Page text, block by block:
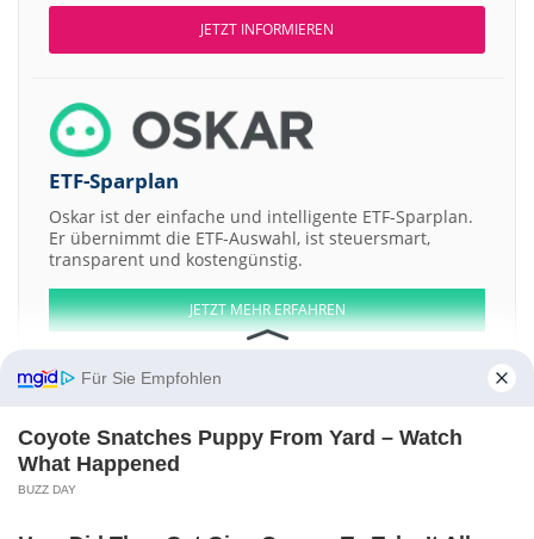
JETZT INFORMIEREN
ETF-Sparplan
Oskar ist der einfache und intelligente ETF-Sparplan.
Er übernimmt die ETF-Auswahl, ist steuersmart,
transparent und kostengünstig.
JETZT MEHR ERFAHREN
Aktien ATX DAX EuroStoxx 50 Dow Jones NASDAQ 100 Nikkei 225
Für Sie Empfohlen
Coyote Snatches Puppy From Yard – Watch
What Happened
BUZZ DAY